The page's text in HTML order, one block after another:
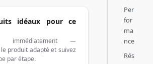
idéaux pour ce
immédiatement —
produit adapté et suivez
par étape.
Per
for
ma
nce
Rés